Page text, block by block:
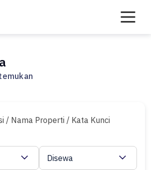
/ Nama Properti / Kata Kunci
Disewa